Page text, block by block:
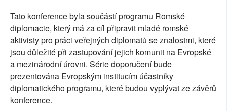
Tato konference byla součástí programu Romské
diplomacie, který má za cíl připravit mladé romské
aktivisty pro práci veřejných diplomatů se znalostmi, které
jsou důležité při zastupování jejich komunit na Evropské
a mezinárodní úrovni. Série doporučení bude
prezentována Evropským institucím účastníky
diplomatického programu, které budou vyplývat ze závěrů
konference.